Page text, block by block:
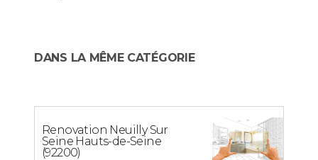
DANS LA MÊME CATÉGORIE
Renovation Neuilly Sur
Seine Hauts-de-Seine
(92200)